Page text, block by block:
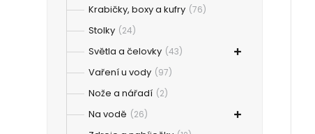
Krabičky, boxy a kufry (76)
Stolky (24)
Světla a čelovky (43)
Vaření u vody (97)
Nože a nářadí (2)
Na vodě (26)